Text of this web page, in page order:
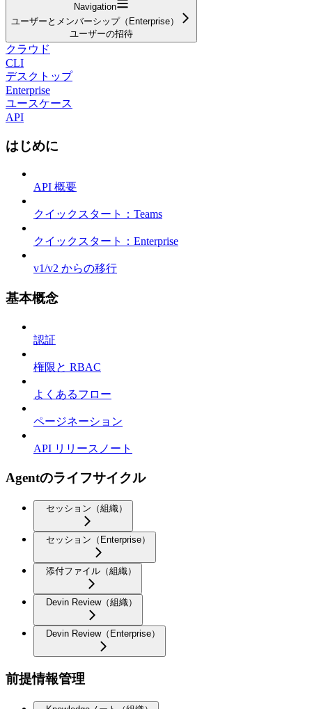
Navigation
ユーザーとメンバーシップ（Enterprise）
ユーザーの招待
クラウド
CLI
デスクトップ
Enterprise
ユースケース
API
はじめに
API 概要
クイックスタート：Teams
クイックスタート：Enterprise
v1/v2 からの移行
基本概念
認証
権限と RBAC
よくあるフロー
ページネーション
API リリースノート
Agentのライフサイクル
セッション（組織）
セッション（Enterprise）
添付ファイル（組織）
Devin Review（組織）
Devin Review（Enterprise）
前提情報管理